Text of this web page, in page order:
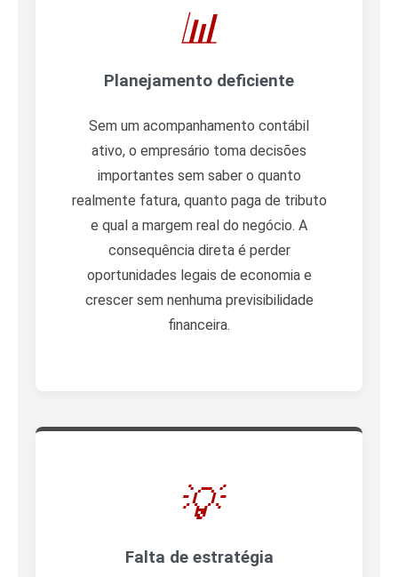
📊
Planejamento deficiente
Sem um acompanhamento contábil
ativo, o empresário toma decisões
importantes sem saber o quanto
realmente fatura, quanto paga de tributo
e qual a margem real do negócio. A
consequência direta é perder
oportunidades legais de economia e
crescer sem nenhuma previsibilidade
financeira.
💡
Falta de estratégia